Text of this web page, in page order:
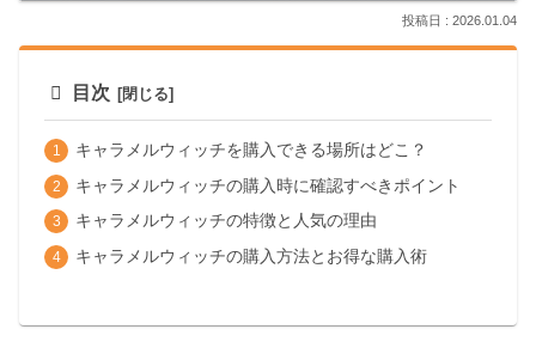
2026.01.04
目次
キャラメルウィッチを購入できる場所はどこ？
キャラメルウィッチの購入時に確認すべきポイント
キャラメルウィッチの特徴と人気の理由
キャラメルウィッチの購入方法とお得な購入術